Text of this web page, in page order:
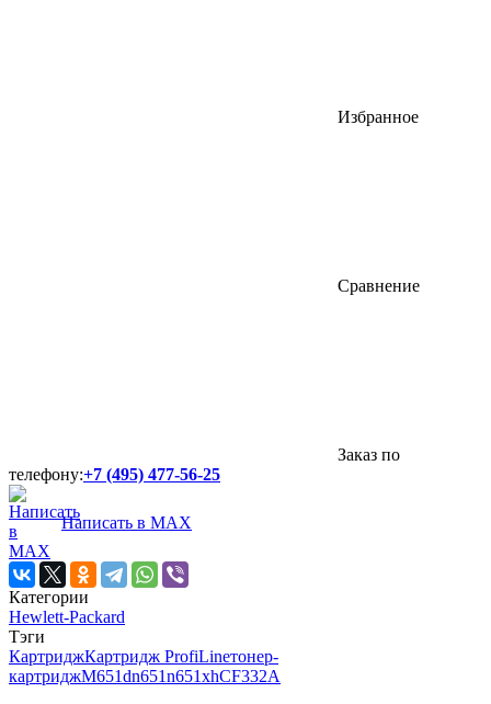
Избранное
Сравнение
Заказ по
телефону:+7 (495) 477-56-25
Написать в MAX
Категории
Hewlett-Packard
Тэги
КартриджКартридж ProfiLineтонер-
картриджM651dn651n651xhCF332A